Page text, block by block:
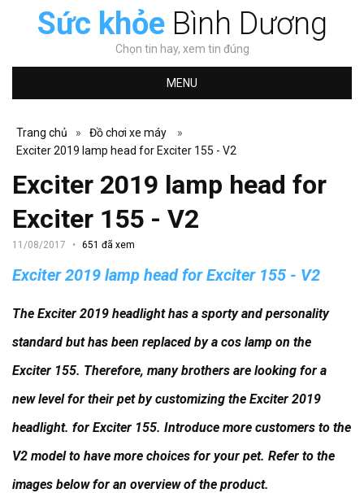
Sức khỏeBình Dương
Chọn tin hay, xem tin đúng
MENU
Trang chủ » Đồ chơi xe máy
»
Exciter 2019 lamp head for Exciter 155 - V2
Exciter 2019 lamp head for
Exciter 155 - V2
11/08/2017 651 đã xem
Exciter 2019 lamp head for Exciter 155 - V2
The Exciter 2019 headlight has a sporty and personality
standard but has been replaced by a cos lamp on the
Exciter 155. Therefore, many brothers are looking for a
new level for their pet by customizing the Exciter 2019
headlight. for Exciter 155. Introduce more customers to the
V2 model to have more choices for your pet. Refer to the
images below for an overview of the product.